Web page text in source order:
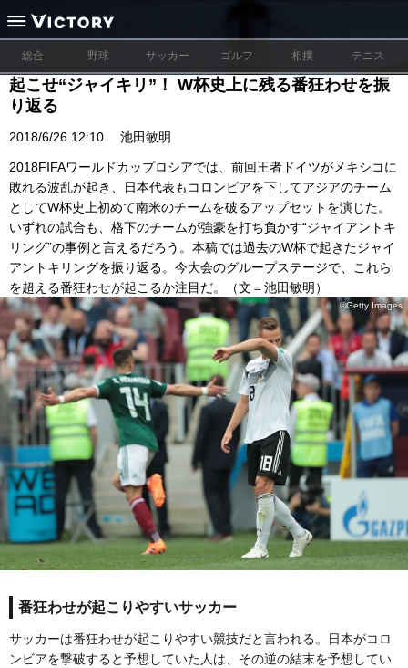
総合 野球 サッカー ゴルフ 相撲 テニス
起こせ“ジャイキリ”！ W杯史上に残る番狂わせを振
り返る
2018/6/26 12:10 池田敏明
2018FIFAワールドカップロシアでは、前回王者ドイツがメキシコに
敗れる波乱が起き、日本代表もコロンビアを下してアジアのチーム
としてW杯史上初めて南米のチームを破るアップセットを演じた。
いずれの試合も、格下のチームが強豪を打ち負かす“ジャイアントキ
リング”の事例と言えるだろう。本稿では過去のW杯で起きたジャイ
アントキリングを振り返る。今大会のグループステージで、これら
を超える番狂わせが起こるか注目だ。（文＝池田敏明）
©Getty Images
番狂わせが起こりやすいサッカー
サッカーは番狂わせが起こりやすい競技だと言われる。日本がコロ
ンビアを撃破すると予想していた人は、その逆の結末を予想してい